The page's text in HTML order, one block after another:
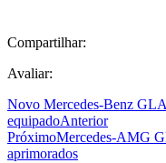
Compartilhar:
Avaliar:
Novo Mercedes-Benz
equipadoAnterior
PróximoMercedes-AMG
aprimorados